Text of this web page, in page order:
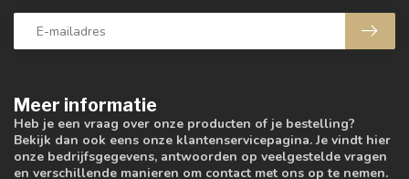
Meer informatie
Heb je een vraag over onze producten of je bestelling?
Bekijk dan ook eens onze klantenservicepagina. Je vindt hier
onze bedrijfsgegevens, antwoorden op veelgestelde vragen
en verschillende manieren om contact met ons op te nemen.